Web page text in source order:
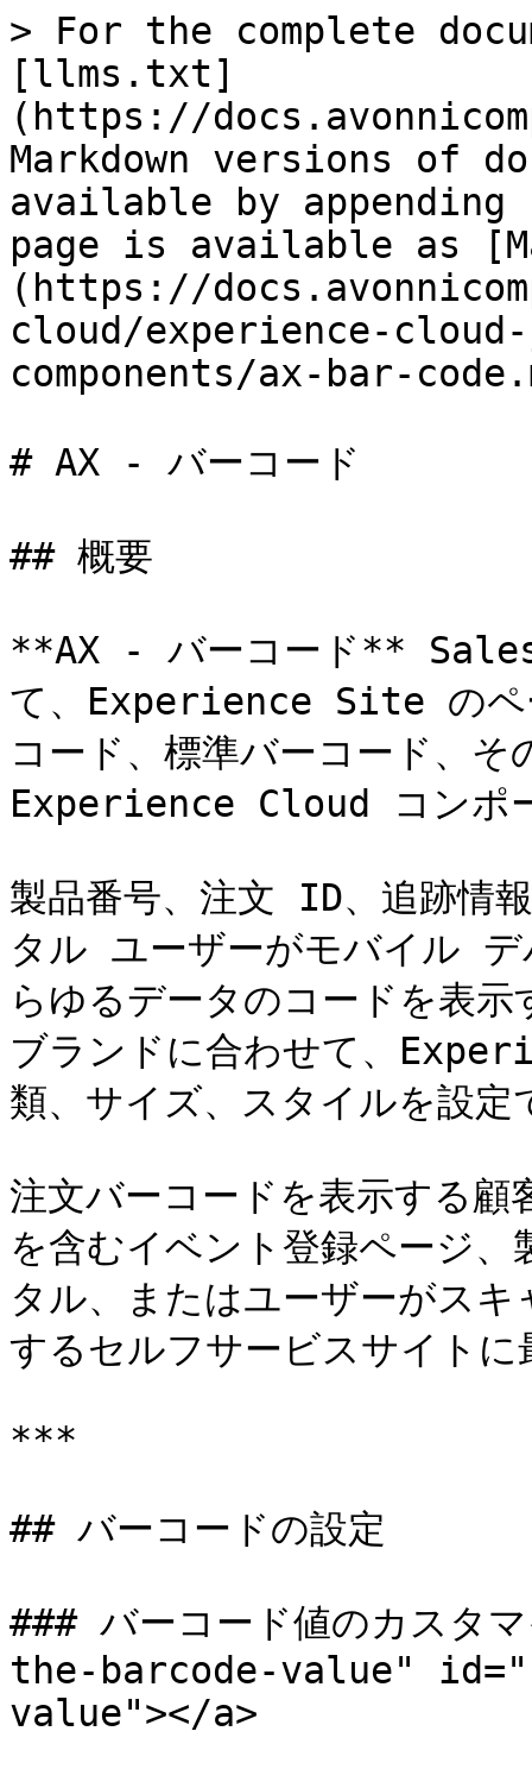
> For the complete
[llms.txt]
(https://
Markdown versions of
available by
page is available as
(https://
cloud/experience-
components/ax-bar-
# AX - バーコード
## 概要
**AX - バーコード**
て、Experience Site のペ
コード、標準バーコード、
Experience Cloud コンポ
製品番号、注文 ID、追跡情
タル ユーザーがモバイル
らゆるデータのコードを表
ブランドに合わせて、
類、サイズ、スタイルを設定
注文バーコードを表示する
を含むイベント登録ページ
タル、またはユーザーがス
するセルフサービスサイトに
***
## バーコードの設定
### バーコード値のカス
the-barcode-value"
value"></a>